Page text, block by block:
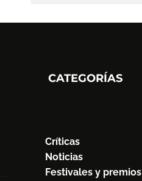
CATEGORÍAS
Críticas
Noticias
Festivales y premios